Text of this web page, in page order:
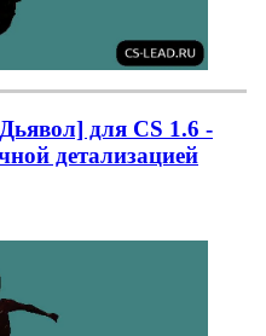
для CS 1.6 -
детализацией